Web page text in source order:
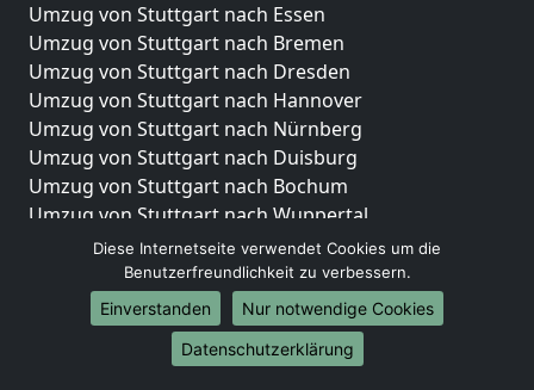
Umzug von Stuttgart nach Essen
Umzug von Stuttgart nach Bremen
Umzug von Stuttgart nach Dresden
Umzug von Stuttgart nach Hannover
Umzug von Stuttgart nach Nürnberg
Umzug von Stuttgart nach Duisburg
Umzug von Stuttgart nach Bochum
Umzug von Stuttgart nach Wuppertal
Umzug von Stuttgart nach Bielefeld
Umzug von Stuttgart nach Bonn
Umzug von Stuttgart nach Münster
Internationale-Umzüge
Diese Internetseite verwendet Cookies um die
Benutzerfreundlichkeit zu verbessern.
Einverstanden
Nur notwendige Cookies
Datenschutzerklärung